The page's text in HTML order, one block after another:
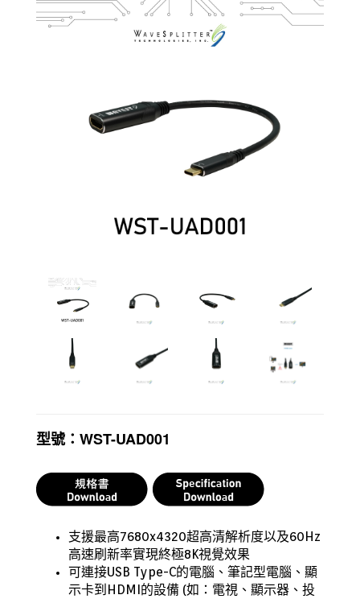
型號：WST-UAD001
支援最高7680x4320超高清解析度以及60Hz
高速刷新率實現終極8K視覺效果
可連接USB Type-C的電腦、筆記型電腦、顯
示卡到HDMI的設備 (如：電視、顯示器、投